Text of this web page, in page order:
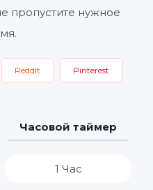
пропустите нужное
Reddit Pinterest
Часовой таймер
1 Час